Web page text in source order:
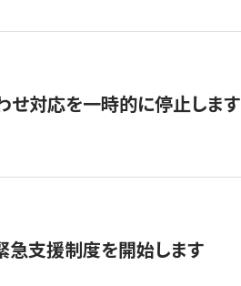
せ対応を一時的に停止します
急支援制度を開始します